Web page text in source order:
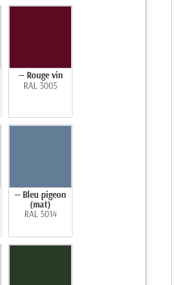
— Rouge vin
RAL 3005
— Bleu pigeon
(mat)
RAL 5014